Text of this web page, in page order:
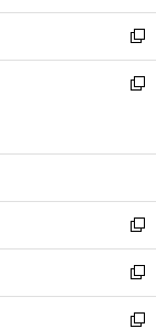
開
く
ウ
で
開
く
ン
ド
ウ
で
ウ
ィ
ン
ド
開
新
し
い
ン
ウ
で
開
く
新
ウ
ン
ド
ウ
で
開
く
新
し
い
ウ
ィ
新
し
い
新